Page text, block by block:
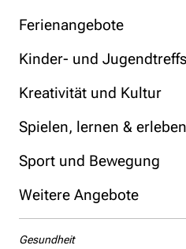
Ferienangebote
Kinder- und
Kreativität und Kultur
Spielen, lernen & erleben
Sport und Bewegung
Weitere Angebote
Gesundheit